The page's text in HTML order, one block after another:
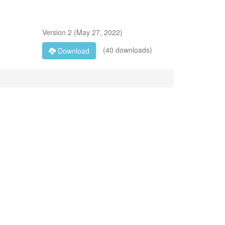
Version 2 (May 27, 2022)
Download
(40 downloads)